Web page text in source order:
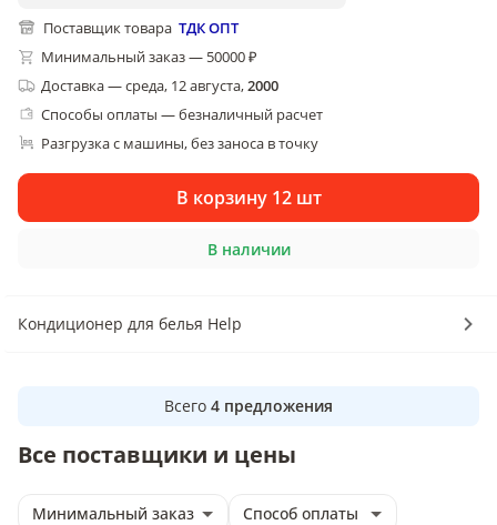
Поставщик товара ТДК ОПТ
Минимальный заказ — 50000 ₽
Доставка—среда, 12 августа,2000
Способы оплаты — безналичный расчет
Разгрузка с машины, без заноса в точку
В корзину 12 шт
В наличии
Кондиционер для белья Help
Всего 4 предложения
Все поставщики и цены
Минимальный заказ Способ оплаты